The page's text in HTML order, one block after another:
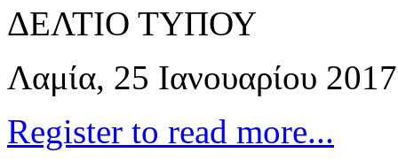
ΔΕΛΤΙΟ ΤΥΠΟΥ
Λαμία, 25 Ιανουαρίου 2017
Register to read more...